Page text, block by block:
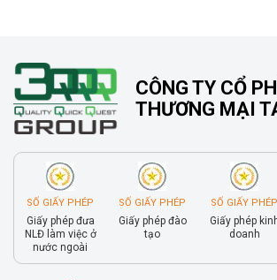
CÔNG TY CỔ
THƯƠNG MẠI
SỐ GIẤY PHÉP
Giấy phép đưa
NLĐ làm việc ở
nước ngoài
SỐ GIẤY PHÉP
Giấy phép đào
tạo
SỐ GIẤY PHÉP
Giấy phép
doanh